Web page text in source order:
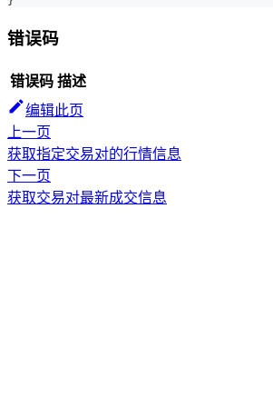
错误码
错误码 描述
编辑此页
上一页
获取指定交易对的行情信息
下一页
获取交易对最新成交信息